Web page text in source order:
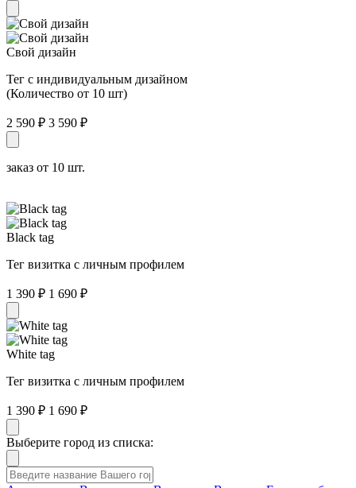
Свой дизайн
Тег с индивидуальным дизайном
(Количество от 10 шт)
2 590 ₽ 3 590 ₽
заказ от 10 шт.
Black tag
Тег визитка с личным профилем
1 390 ₽ 1 690 ₽
White tag
Тег визитка с личным профилем
1 390 ₽ 1 690 ₽
Выберите город из списка: